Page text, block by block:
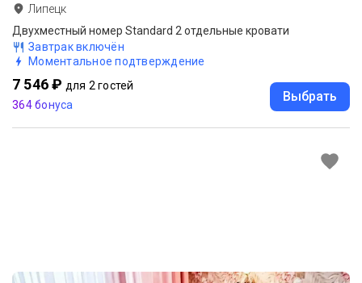
Липецк
Двухместный номер Standard 2 отдельные кровати
Завтрак включён
Моментальное подтверждение
7 546 ₽ для 2 гостей
364 бонуса
Выбрать